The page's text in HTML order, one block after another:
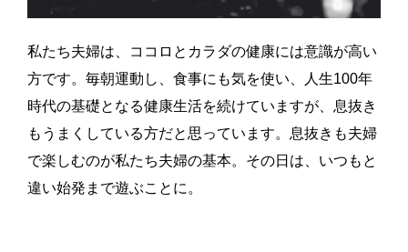
私たち夫婦は、ココロとカラダの健康には意識が高い
方です。毎朝運動し、食事にも気を使い、人生100年
時代の基礎となる健康生活を続けていますが、息抜き
もうまくしている方だと思っています。息抜きも夫婦
で楽しむのが私たち夫婦の基本。その日は、いつもと
違い始発まで遊ぶことに。